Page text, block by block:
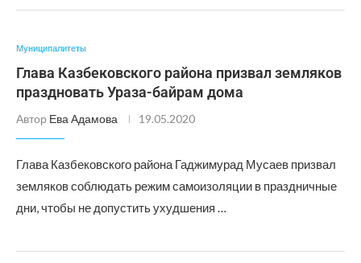
Муниципалитеты
Глава Казбековского района призвал земляков
праздновать Ураза-байрам дома
Автор Ева Адамова 19.05.2020
Глава Казбековского района Гаджимурад Мусаев призвал
земляков соблюдать режим самоизоляции в праздничные
дни, чтобы не допустить ухудшения …